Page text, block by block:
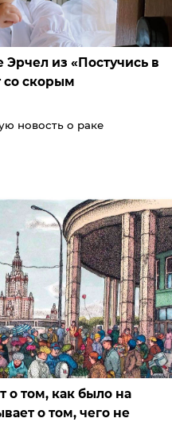
из «Постучись в
со скорым
новость о раке
о том, как было на
о том, чего не